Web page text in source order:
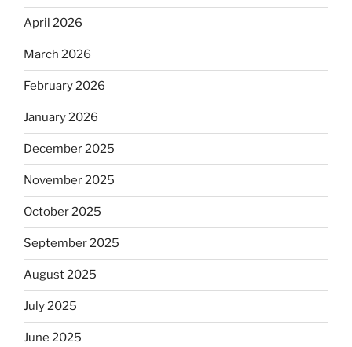
April 2026
March 2026
February 2026
January 2026
December 2025
November 2025
October 2025
September 2025
August 2025
July 2025
June 2025